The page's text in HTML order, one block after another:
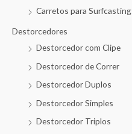
Carretos para Surfcasting
Destorcedores
Destorcedor com Clipe
Destorcedor de Correr
Destorcedor Duplos
Destorcedor Simples
Destorcedor Triplos